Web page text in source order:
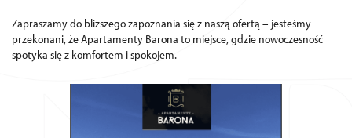
Zapraszamy do bliższego zapoznania się z naszą ofertą – jesteśmy
przekonani, że Apartamenty Barona to miejsce, gdzie nowoczesność
spotyka się z komfortem i spokojem.